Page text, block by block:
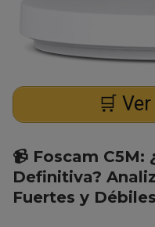
🛒
📹 Foscam C5M:
Definitiva?
Fuertes y Débiles